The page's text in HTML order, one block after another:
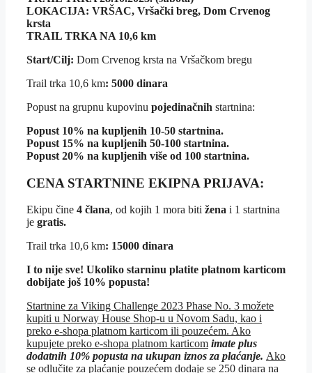
LOKACIJA: VRŠAC, Vršački breg, Dom Crvenog
krsta
TRAIL TRKA NA 10,6 km
Start/Cilj: Dom Crvenog krsta na Vršačkom bregu
Trail trka 10,6 km: 5000 dinara
Popust na grupnu kupovinu pojedinačnih startnina:
Popust 10% na kupljenih 10-50 startnina.
Popust 15% na kupljenih 50-100 startnina.
Popust 20% na kupljenih više od 100 startnina.
CENA STARTNINE EKIPNA PRIJAVA:
Ekipu čine 4 člana, od kojih 1 mora biti žena i 1 startnina
je gratis.
Trail trka 10,6 km: 15000 dinara
I to nije sve! Ukoliko starninu platite platnom karticom
dobijate još 10% popusta!
Startnine za Viking Challenge 2023 Phase No. 3 možete
kupiti u Norway House Shop-u u Novom Sadu, kao i
preko e-shopa platnom karticom ili pouzećem. Ako
kupujete preko e-shopa platnom karticom imate plus
dodatnih 10% popusta na ukupan iznos za plaćanje. Ako
se odlučite za plaćanje pouzećem dodaje se 250 dinara na